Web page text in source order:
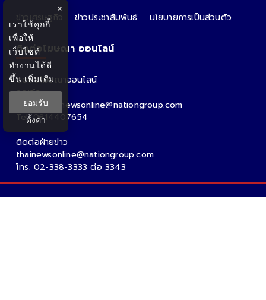
ข่าวเศรษฐกิจ
ข่าวประชาสัมพันธ์ นโยบายการเป็นส่วนตัว
ติดต่อโฆษณา ออนไลน์
ติดต่อโฆษณาออนไลน์
คุณอ้อ
Email : thainewsonline@nationgroup.com
Tel: 0814407654
ติดต่อฝ่ายข่าว
thainewsonline@nationgroup.com
โทร. 02-338-3333 ต่อ 3343
×
เราใช้คุกกี้
เพื่อให้
เว็บไซต์
ทำงานได้ดี
ขึ้นเพิ่มเติม
ยอมรับ
ตั้งค่า